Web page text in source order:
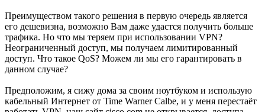
Преимуществом такого решения в первую очередь является
его дешевизна, возможно Вам даже удастся получить больше
трафика. Но что мы теряем при использовании VPN?
Неограниченный доступ, мы получаем лимитированный
доступ. Что такое QoS? Можем ли мы его гарантировать в
данном случае?
Предположим, я сижу дома за своим ноутбуком и использую
кабельный Интернет от Time Warner Calbe, и у меня перестаёт